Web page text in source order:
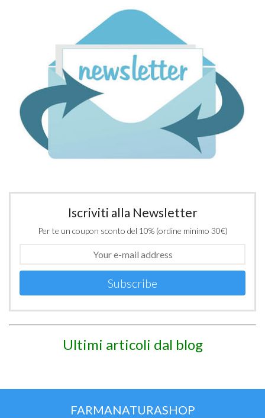
Iscriviti alla Newsletter
Per te un coupon sconto del 10% (ordine minimo 30€)
Subscribe
Ultimi articoli dal blog
FARMANATURASHOP